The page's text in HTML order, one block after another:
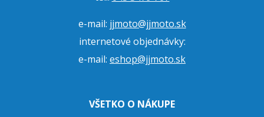
e-mail: jjmoto@jjmoto.sk
internetové objednávky:
e-mail: eshop@jjmoto.sk
VŠETKO O NÁKUPE